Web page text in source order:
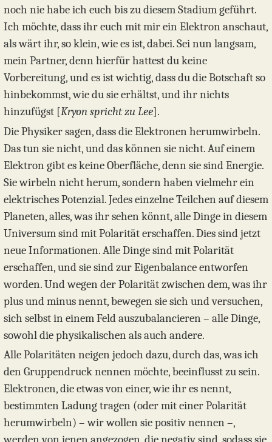
noch nie habe ich euch bis zu diesem Stadium geführt.
Ich möchte, dass ihr euch mit mir ein Elektron anschaut,
als wärt ihr, so klein, wie es ist, dabei. Sei nun langsam,
mein Partner, denn hierfür hattest du keine
Vorbereitung, und es ist wichtig, dass du die Botschaft so
hinbekommst, wie du sie erhältst, und ihr nichts
hinzufügst [Kryon spricht zu Lee].
Die Physiker sagen, dass die Elektronen herumwirbeln.
Das tun sie nicht, und das können sie nicht. Auf einem
Elektron gibt es keine Oberfläche, denn sie sind Energie.
Sie wirbeln nicht herum, sondern haben vielmehr ein
elektrisches Potenzial. Jedes einzelne Teilchen auf diesem
Planeten, alles, was ihr sehen könnt, alle Dinge in diesem
Universum sind mit Polarität erschaffen. Dies sind jetzt
neue Informationen. Alle Dinge sind mit Polarität
erschaffen, und sie sind zur Eigenbalance entworfen
worden. Und wegen der Polarität zwischen dem, was ihr
plus und minus nennt, bewegen sie sich und versuchen,
sich selbst in einem Feld auszubalancieren – alle Dinge,
sowohl die physikalischen als auch andere.
Alle Polaritäten neigen jedoch dazu, durch das, was ich
den Gruppendruck nennen möchte, beeinflusst zu sein.
Elektronen, die etwas von einer, wie ihr es nennt,
bestimmten Ladung tragen (oder mit einer Polarität
herumwirbeln) – wir wollen sie positiv nennen –,